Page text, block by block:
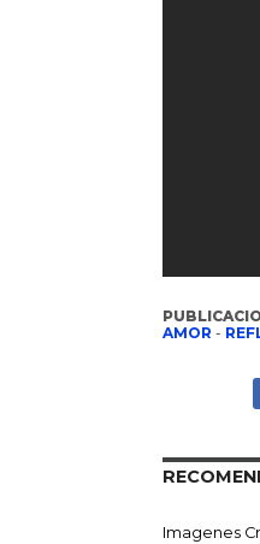
AMOR -
Imagenes